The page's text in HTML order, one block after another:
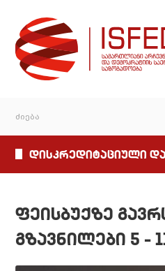
დისკრედიტაციული
ფეისბუქზე
გზავნილები 5 –